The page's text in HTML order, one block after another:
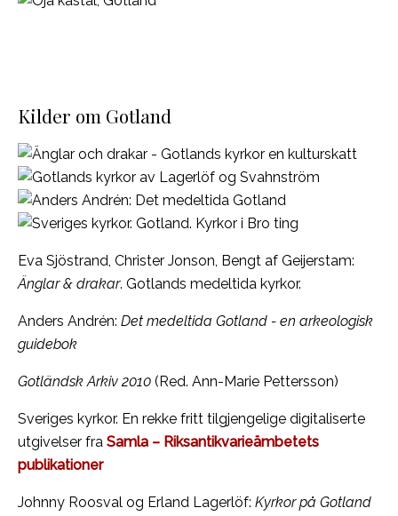
Kilder om Gotland
Eva Sjöstrand, Christer Jonson, Bengt af Geijerstam:
Änglar & drakar. Gotlands medeltida kyrkor.
Anders Andrén: Det medeltida Gotland - en arkeologisk
guidebok
Gotländsk Arkiv 2010 (Red. Ann-Marie Pettersson)
Sveriges kyrkor. En rekke fritt tilgjengelige digitaliserte
utgivelser fra Samla – Riksantikvarieämbetets
publikationer
Johnny Roosval og Erland Lagerlöf: Kyrkor på Gotland